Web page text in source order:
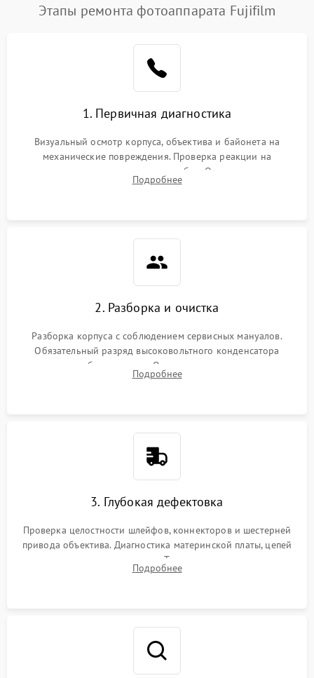
Этапы ремонта фотоаппарата Fujifilm
1. Первичная диагностика
Визуальный осмотр корпуса, объектива и байонета на
механические повреждения. Проверка реакции на
включение, считывание кодов ошибок. Оценка состояния
матрицы и затвора, проверка работы автофокуса и вспышки.
Подробнее
2. Разборка и очистка
Разборка корпуса с соблюдением сервисных мануалов.
Обязательный разряд высоковольтного конденсатора
вспышки для безопасности. Очистка внутренних узлов от
пыли, песка и следов влаги с помощью спецсредств.
Подробнее
3. Глубокая дефектовка
Проверка целостности шлейфов, коннекторов и шестерней
привода объектива. Диагностика материнской платы, цепей
питания и картоприемника. Тестирование механизма
затвора и блока внутрикамерной стабилизации.
Подробнее